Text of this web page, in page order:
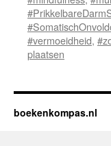
#vermoeidheid,
plaatsen
boekenkompas.nl